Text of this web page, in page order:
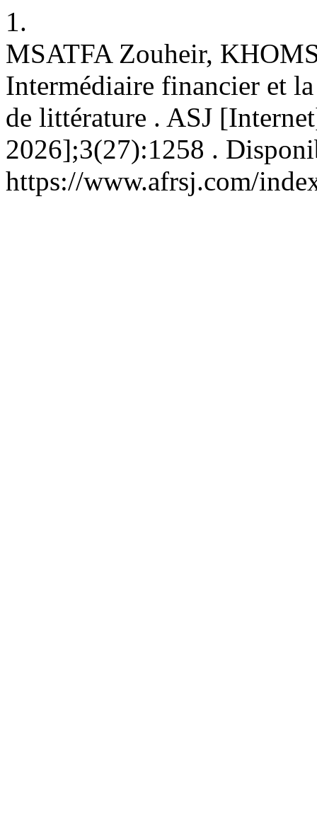
1.
MSATFA Zouheir,
Intermédiaire financier et
de littérature . ASJ
2026];3(27):1258 .
https://www.afrsj.com/